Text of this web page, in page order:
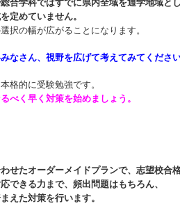
合学科ではすでに県内全域を通学地域と
定めていません。
択の幅が広がることになります。
なさん、視野を広げて考えてみてくださ
格的に受験勉強です。
べく早く対策を始めましょう。
せたオーダーメイドプランで、志望校合
できる力まで、頻出問題はもちろん、
えた対策を行います。